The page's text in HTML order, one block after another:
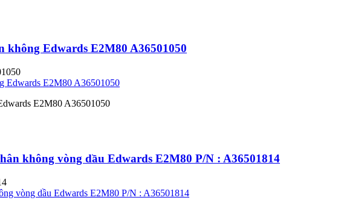
không Edwards E2M80 A36501050
E2M80 A36501050
không vòng dầu Edwards E2M80 P/N : A36501814